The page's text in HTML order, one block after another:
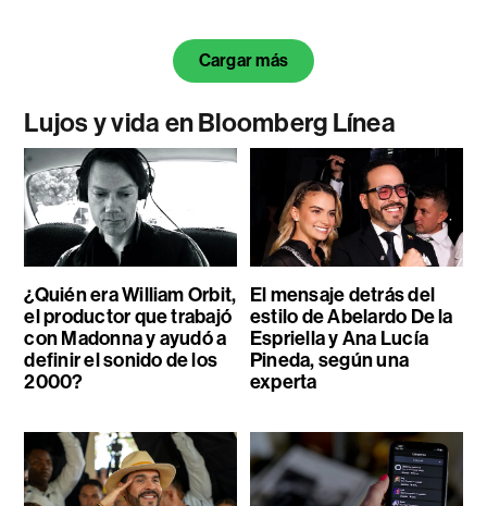
Cargar más
Lujos y vida en Bloomberg Línea
¿Quién era William Orbit,
el productor que trabajó
con Madonna y ayudó a
definir el sonido de los
2000?
El mensaje detrás del
estilo de Abelardo De la
Espriella y Ana Lucía
Pineda, según una
experta